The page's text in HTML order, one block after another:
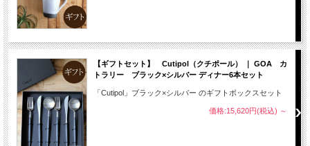
【ギフトセット】 Cutipol（クチポール） ｜ GOA カ
トラリー ブラック×シルバー ディナー6本セット
「Cutipol」ブラック×シルバー のギフトボックスセット
価格:15,620円(税込) ～